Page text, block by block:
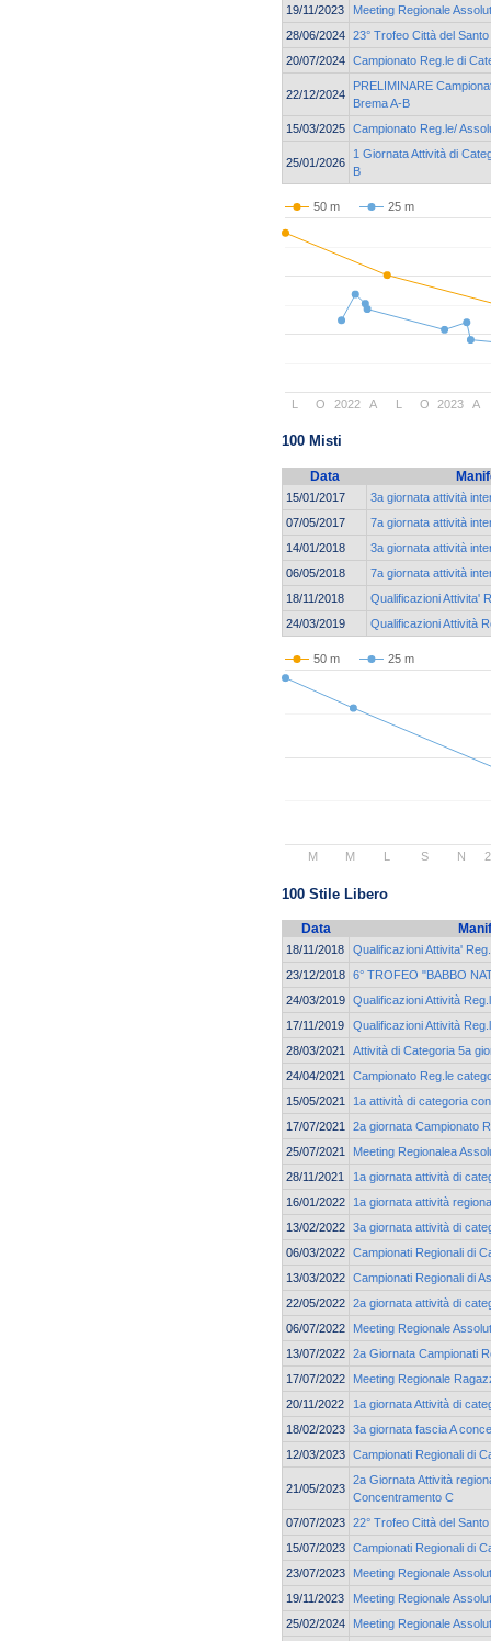
19/11/2023
Meeting Regionale
28/06/2024 23° Trofeo Città del Santo
20/07/2024 Campionato Reg.le di
22/12/2024
PRELIMINARE
Brema A-B
15/03/2025 Campionato Reg.le/
25/01/2026
1 Giornata Attività di
B
50 m 25 m
2022 2023
L O A L O A
100 Misti
Data
15/01/2017
3a giornata attività
07/05/2017
7a giornata attività
14/01/2018
3a giornata attività
06/05/2018
7a giornata attività
18/11/2018
Qualificazioni Attivita'
24/03/2019
Qualificazioni Attività
50 m 25 m
M M L S N
100 Stile Libero
Data
18/11/2018
Qualificazioni Attivita'
23/12/2018 6° TROFEO "BABBO
24/03/2019 Qualificazioni Attività
17/11/2019
Qualificazioni Attività
28/03/2021
Attività di Categoria 5a
24/04/2021
Campionato Reg.le
15/05/2021
1a attività di categoria
17/07/2021
2a giornata Campionato
25/07/2021
Meeting Regionalea
28/11/2021
1a giornata attività di
16/01/2022
1a giornata attività
13/02/2022 3a giornata attività di
06/03/2022 Campionati Regionali di
13/03/2022 Campionati Regionali di
22/05/2022 2a giornata attività di
06/07/2022
Meeting Regionale
13/07/2022 2a Giornata Campionati
17/07/2022
Meeting Regionale
20/11/2022
1a giornata Attività di
18/02/2023 3a giornata fascia A
12/03/2023 Campionati Regionali di
21/05/2023
2a Giornata Attività
Concentramento C
07/07/2023 22° Trofeo Città del Santo
15/07/2023 Campionati Regionali di
23/07/2023
Meeting Regionale
19/11/2023
Meeting Regionale
25/02/2024
Meeting Regionale